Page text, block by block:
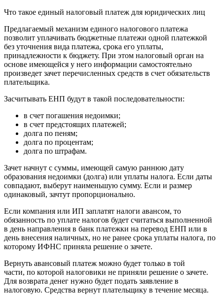
Что такое единый налоговый платеж для юридических лиц
Предлагаемый механизм единого налогового платежа
позволит уплачивать бюджетные платежи одной платежкой
без уточнения вида платежа, срока его уплаты,
принадлежности к бюджету. При этом налоговый орган на
основе имеющейся у него информации самостоятельно
произведет зачет перечисленных средств в счет обязательств
плательщика.
Засчитывать ЕНП будут в такой последовательности:
в счет погашения недоимки;
в счет предстоящих платежей;
долга по пеням;
долга по процентам;
долга по штрафам.
Зачет начнут с суммы, имеющей самую раннюю дату
образования недоимки (долга) или уплаты налога. Если даты
совпадают, выберут наименьшую сумму. Если и размер
одинаковый, зачтут пропорционально.
Если компания или ИП заплатят налоги авансом, то
обязанность по уплате налогов будет считаться выполненной
в день направления в банк платежки на перевод ЕНП или в
день внесения наличных, но не ранее срока уплаты налога, по
которому ИФНС приняла решение о зачете.
Вернуть авансовый платеж можно будет только в той
части, по которой налоговики не приняли решение о зачете.
Для возврата денег нужно будет подать заявление в
налоговую. Средства вернут плательщику в течение месяца.